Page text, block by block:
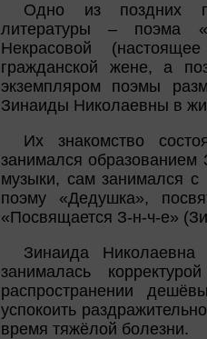
Одно из поздних
литературы – поэма
Некрасовой
гражданской жене, а
экземпляром поэмы
Зинаиды Николаевны в
Их знакомство
занимался образованием
музыки, сам занимался
поэму «Дедушка»,
«Посвящается З-н-ч-е»
Зинаида
занималась
распространении
успокоить
время тяжёлой болезни.